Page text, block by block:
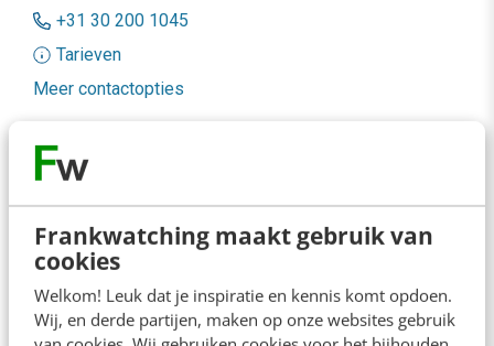
Frankwatching maakt gebruik van
cookies
Welkom! Leuk dat je inspiratie en kennis komt opdoen.
Wij, en derde partijen, maken op onze websites gebruik
+31 30 200 1045
Tarieven
Meer contactopties
Frankwatching
Adverteren
Contact
Nieuwsbrieven
Over ons